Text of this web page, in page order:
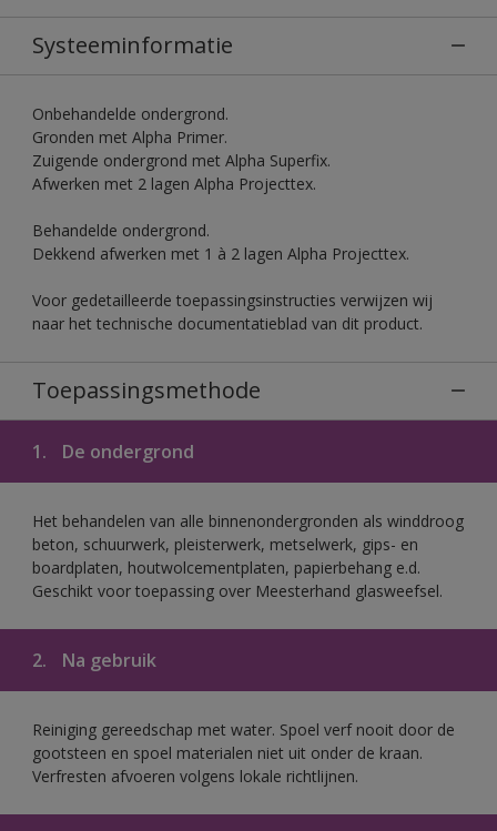
Systeeminformatie
Onbehandelde ondergrond.
Gronden met Alpha Primer.
Zuigende ondergrond met Alpha Superfix.
Afwerken met 2 lagen Alpha Projecttex.
Behandelde ondergrond.
Dekkend afwerken met 1 à 2 lagen Alpha Projecttex.
Voor gedetailleerde toepassingsinstructies verwijzen wij
naar het technische documentatieblad van dit product.
Toepassingsmethode
1. De ondergrond
Het behandelen van alle binnenondergronden als winddroog
beton, schuurwerk, pleisterwerk, metselwerk, gips- en
boardplaten, houtwolcementplaten, papierbehang e.d.
Geschikt voor toepassing over Meesterhand glasweefsel.
2. Na gebruik
Reiniging gereedschap met water. Spoel verf nooit door de
gootsteen en spoel materialen niet uit onder de kraan.
Verfresten afvoeren volgens lokale richtlijnen.